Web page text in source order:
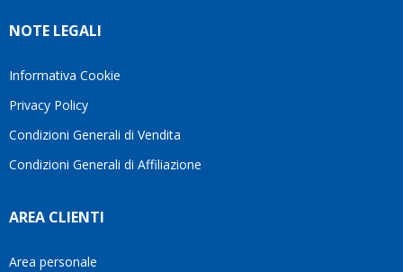
NOTE LEGALI
Informativa Cookie
Privacy Policy
Condizioni Generali di Vendita
Condizioni Generali di Affiliazione
AREA CLIENTI
Area personale